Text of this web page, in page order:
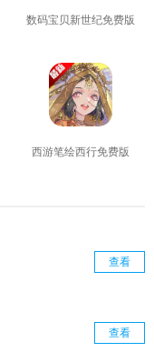
数码宝贝新世纪免费版
西游笔绘西行免费版
查看
查看